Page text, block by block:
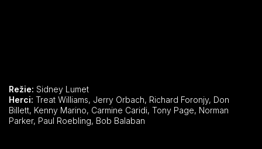
Režie: Sidney Lumet
Herci:
Billett, Kenny Marino, Carmine Caridi, Tony Page, Norman
Parker, Paul Roebling, Bob Balaban